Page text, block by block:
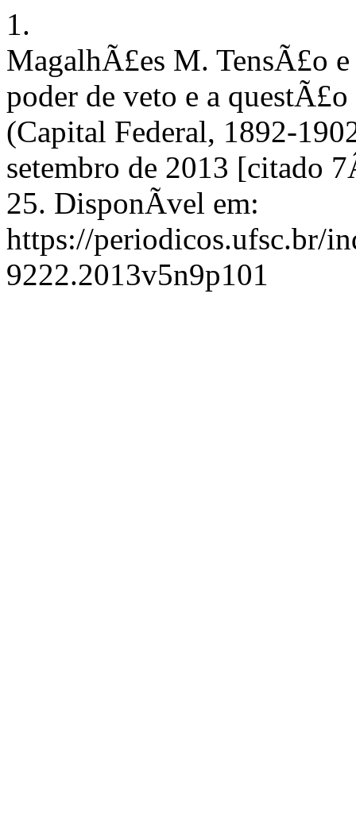
1.
MagalhÃ£es M. TensÃ£o
poder de veto e a
(Capital Federal, 1892-
setembro de 2013 [citado
25. DisponÃ­vel em:
https://periodicos.ufsc.br/
9222.2013v5n9p101